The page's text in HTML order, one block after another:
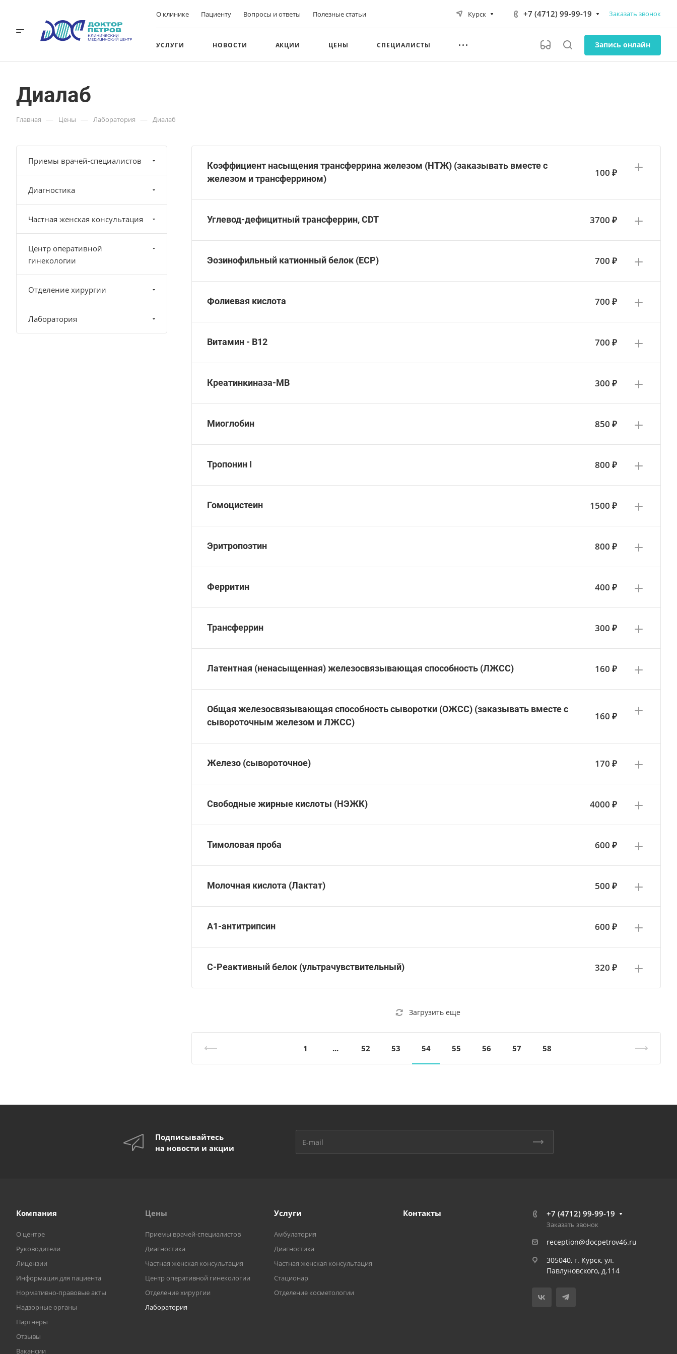
О клинике Пациенту Вопросы и ответы Полезные статьи Курск +7 (4712) 99-99-19 Заказать звонок
УСЛУГИ НОВОСТИ АКЦИИ ЦЕНЫ СПЕЦИАЛИСТЫ Запись онлайн
Диалаб
Главная — Цены — Лаборатория — Диалаб
Коэффициент насыщения трансферрина железом (НТЖ) (заказывать вместе с
железом и трансферрином)
100 ₽
Углевод-дефицитный трансферрин, CDT 3700 ₽
Эозинофильный катионный белок (ECP) 700 ₽
Фолиевая кислота 700 ₽
Витамин - В12 700 ₽
Креатинкиназа-МВ 300 ₽
Миоглобин 850 ₽
Тропонин I 800 ₽
Гомоцистеин 1500 ₽
Эритропоэтин 800 ₽
Ферритин 400 ₽
Трансферрин 300 ₽
Латентная (ненасыщенная) железосвязывающая способность (ЛЖСС) 160 ₽
Общая железосвязывающая способность сыворотки (ОЖСС) (заказывать вместе с
сывороточным железом и ЛЖСС)
160 ₽
Железо (сывороточное) 170 ₽
Свободные жирные кислоты (НЭЖК) 4000 ₽
Тимоловая проба 600 ₽
Молочная кислота (Лактат) 500 ₽
А1-антитрипсин 600 ₽
С-Реактивный белок (ультрачувствительный) 320 ₽
Загрузить еще
1 ... 52 53 54 55 56 57 58
Приемы врачей-специалистов
Диагностика
Частная женская консультация
Центр оперативной
гинекологии
Отделение хирургии
Лаборатория
Подписывайтесь
на новости и акции
Компания
О центре
Руководители
Лицензии
Информация для пациента
Нормативно-правовые акты
Надзорные органы
Партнеры
Отзывы
Вакансии
Цены
Приемы врачей-специалистов
Диагностика
Частная женская консультация
Центр оперативной гинекологии
Отделение хирургии
Лаборатория
Услуги
Амбулатория
Диагностика
Частная женская консультация
Стационар
Отделение косметологии
Контакты +7 (4712) 99-99-19
Заказать звонок
reception@docpetrov46.ru
305040, г. Курск, ул.
Павлуновского, д.114